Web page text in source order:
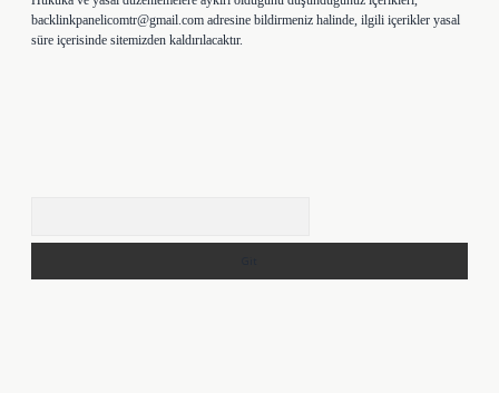
backlinkpanelicomtr@gmail.com adresine bildirmeniz halinde, ilgili içerikler yasal
süre içerisinde sitemizden kaldırılacaktır.